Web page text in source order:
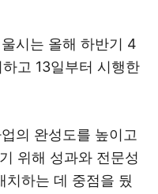
시는 올해 하반기 4
고 13일부터 시행한
의 완성도를 높이고
위해 성과와 전문성
치하는 데 중점을 뒀